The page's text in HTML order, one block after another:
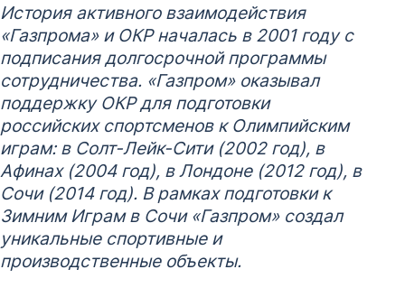
История активного взаимодействия
«Газпрома» и ОКР началась в 2001 году с
подписания долгосрочной программы
сотрудничества. «Газпром» оказывал
поддержку ОКР для подготовки
российских спортсменов к Олимпийским
играм: в Солт-Лейк-Сити (2002 год), в
Афинах (2004 год), в Лондоне (2012 год), в
Сочи (2014 год). В рамках подготовки к
Зимним Играм в Сочи «Газпром» создал
уникальные спортивные и
производственные объекты.